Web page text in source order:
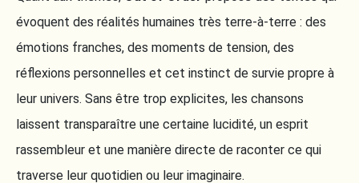
évoquent des réalités humaines très terre-à-terre : des
émotions franches, des moments de tension, des
réflexions personnelles et cet instinct de survie propre à
leur univers. Sans être trop explicites, les chansons
laissent transparaître une certaine lucidité, un esprit
rassembleur et une manière directe de raconter ce qui
traverse leur quotidien ou leur imaginaire.